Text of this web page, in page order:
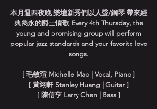
本月週四夜晚 樂壇新秀們以人聲/鋼琴 帶來經
典雋永的爵士情歌 Every 4th Thursday, the
young and promising group will perform
popular jazz standards and your favorite love
songs.
[ 毛敏瑄 Michelle Mao | Vocal, Piano ]
[ 黃翊軒 Stanley Huang | Guitar ]
[ 陳信亨 Larry Chen | Bass ]